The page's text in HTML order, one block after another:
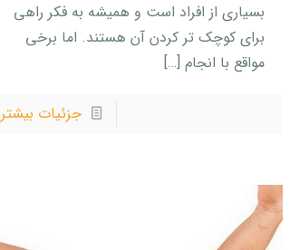
بسیاری از افراد است و همیشه به فکر راهی
برای کوچک تر کردن آن هستند. اما برخی
مواقع با انجام […]
جزئیات بیشتر